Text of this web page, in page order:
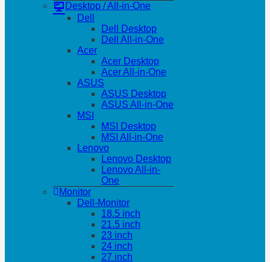
Desktop / All-in-One
Dell
Dell Desktop
Dell All-in-One
Acer
Acer Desktop
Acer All-in-One
ASUS
ASUS Desktop
ASUS All-in-One
MSI
MSI Desktop
MSI All-in-One
Lenovo
Lenovo Desktop
Lenovo All-in-
One
Monitor
Dell-Monitor
18.5 inch
21.5 inch
23 inch
24 inch
27 inch